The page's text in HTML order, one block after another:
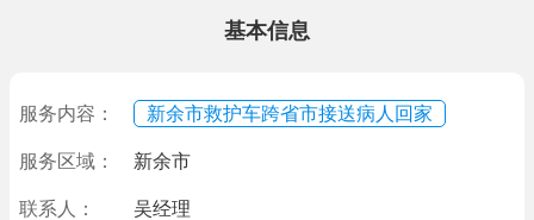
基本信息
服务内容： 新余市救护车跨省市接送病人回家
服务区域： 新余市
联系人： 吴经理